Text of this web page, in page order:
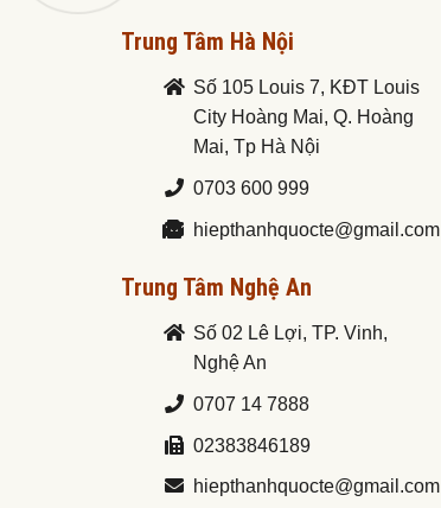
Trung Tâm Hà Nội
Số 105 Louis 7, KĐT Louis
City Hoàng Mai, Q. Hoàng
Mai, Tp Hà Nội
0703 600 999
hiepthanhquocte@gmail.com
Trung Tâm Nghệ An
Số 02 Lê Lợi, TP. Vinh,
Nghệ An
0707 14 7888
02383846189
hiepthanhquocte@gmail.com